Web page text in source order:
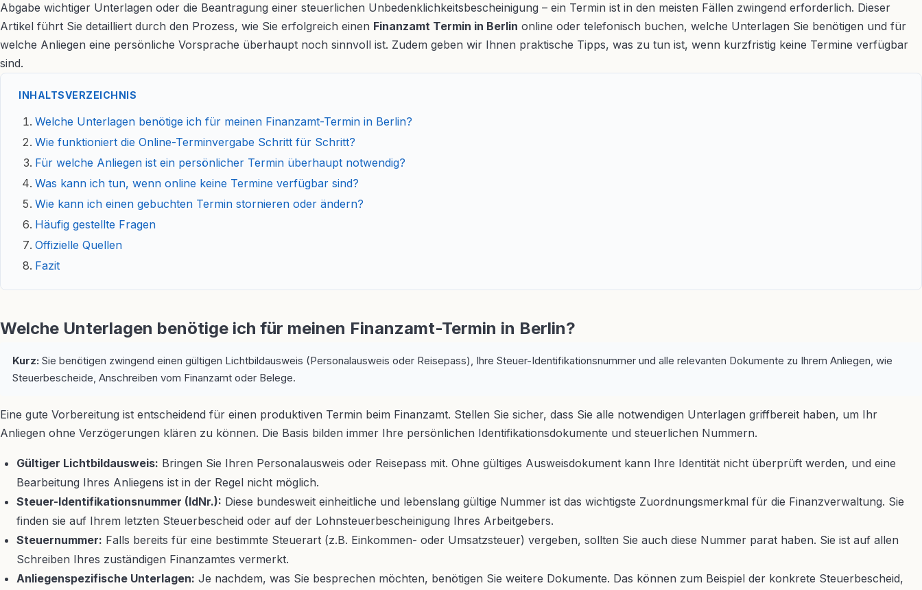
Abgabe wichtiger Unterlagen oder die Beantragung einer steuerlichen Unbedenklichkeitsbescheinigung – ein Termin ist in den meisten Fällen zwingend erforderlich. Dieser
Artikel führt Sie detailliert durch den Prozess, wie Sie erfolgreich einen Finanzamt Termin in Berlin online oder telefonisch buchen, welche Unterlagen Sie benötigen und für
welche Anliegen eine persönliche Vorsprache überhaupt noch sinnvoll ist. Zudem geben wir Ihnen praktische Tipps, was zu tun ist, wenn kurzfristig keine Termine verfügbar
sind.
INHALTSVERZEICHNIS
Welche Unterlagen benötige ich für meinen Finanzamt-Termin in Berlin?
Wie funktioniert die Online-Terminvergabe Schritt für Schritt?
Für welche Anliegen ist ein persönlicher Termin überhaupt notwendig?
Was kann ich tun, wenn online keine Termine verfügbar sind?
Wie kann ich einen gebuchten Termin stornieren oder ändern?
Häufig gestellte Fragen
Offizielle Quellen
Fazit
Welche Unterlagen benötige ich für meinen Finanzamt-Termin in Berlin?
Kurz: Sie benötigen zwingend einen gültigen Lichtbildausweis (Personalausweis oder Reisepass), Ihre Steuer-Identifikationsnummer und alle relevanten Dokumente zu Ihrem Anliegen, wie
Steuerbescheide, Anschreiben vom Finanzamt oder Belege.
Eine gute Vorbereitung ist entscheidend für einen produktiven Termin beim Finanzamt. Stellen Sie sicher, dass Sie alle notwendigen Unterlagen griffbereit haben, um Ihr
Anliegen ohne Verzögerungen klären zu können. Die Basis bilden immer Ihre persönlichen Identifikationsdokumente und steuerlichen Nummern.
Gültiger Lichtbildausweis: Bringen Sie Ihren Personalausweis oder Reisepass mit. Ohne gültiges Ausweisdokument kann Ihre Identität nicht überprüft werden, und eine
Bearbeitung Ihres Anliegens ist in der Regel nicht möglich.
Steuer-Identifikationsnummer (IdNr.): Diese bundesweit einheitliche und lebenslang gültige Nummer ist das wichtigste Zuordnungsmerkmal für die Finanzverwaltung. Sie
finden sie auf Ihrem letzten Steuerbescheid oder auf der Lohnsteuerbescheinigung Ihres Arbeitgebers.
Steuernummer: Falls bereits für eine bestimmte Steuerart (z.B. Einkommen- oder Umsatzsteuer) vergeben, sollten Sie auch diese Nummer parat haben. Sie ist auf allen
Schreiben Ihres zuständigen Finanzamtes vermerkt.
Anliegenspezifische Unterlagen: Je nachdem, was Sie besprechen möchten, benötigen Sie weitere Dokumente. Das können zum Beispiel der konkrete Steuerbescheid,